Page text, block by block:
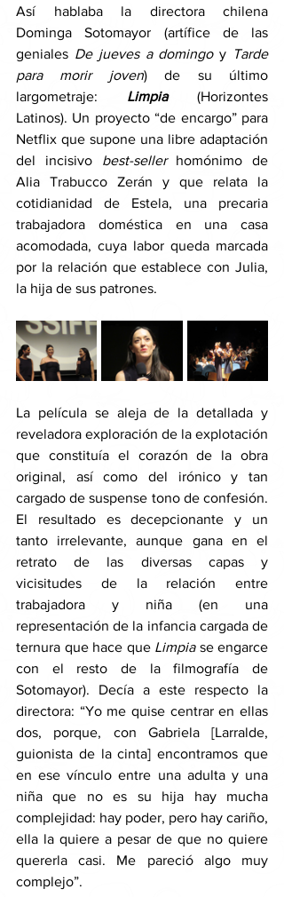
Así hablaba la directora chilena
Dominga Sotomayor (artífice de las
geniales De jueves a domingo y Tarde
para morir joven) de su último
largometraje: Limpia (Horizontes
Latinos). Un proyecto “de encargo” para
Netflix que supone una libre adaptación
del incisivo best-seller homónimo de
Alia Trabucco Zerán y que relata la
cotidianidad de Estela, una precaria
trabajadora doméstica en una casa
acomodada, cuya labor queda marcada
por la relación que establece con Julia,
la hija de sus patrones.
La película se aleja de la detallada y
reveladora exploración de la explotación
que constituía el corazón de la obra
original, así como del irónico y tan
cargado de suspense tono de confesión.
El resultado es decepcionante y un
tanto irrelevante, aunque gana en el
retrato de las diversas capas y
vicisitudes de la relación entre
trabajadora y niña (en una
representación de la infancia cargada de
ternura que hace que Limpia se engarce
con el resto de la filmografía de
Sotomayor). Decía a este respecto la
directora: “Yo me quise centrar en ellas
dos, porque, con Gabriela [Larralde,
guionista de la cinta] encontramos que
en ese vínculo entre una adulta y una
niña que no es su hija hay mucha
complejidad: hay poder, pero hay cariño,
ella la quiere a pesar de que no quiere
quererla casi. Me pareció algo muy
complejo”.